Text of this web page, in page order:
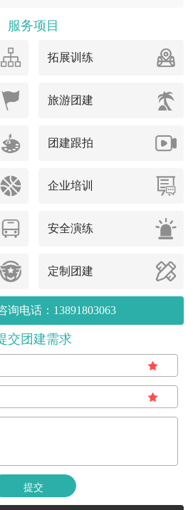
服务项目
拓展训练
旅游团建
团建跟拍
企业培训
安全演练
定制团建
询电话：13891803063
交团建需求